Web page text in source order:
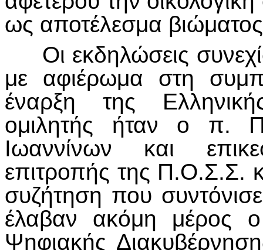
ως αποτέλεσμα
Οι εκδηλώσεις
με αφιέρωμα στη
έναρξη της
ομιλητής ήταν ο π.
Ιωαννίνων και
επιτροπής της Π.Ο.Σ.Σ.
συζήτηση που
έλαβαν ακόμη μέρος
Ψηφιακής